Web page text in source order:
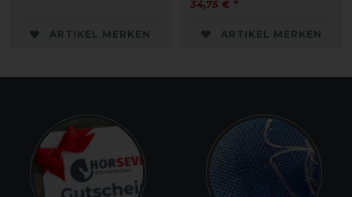
ARTIKEL MERKEN
34,75 € *
ARTIKEL MERKEN